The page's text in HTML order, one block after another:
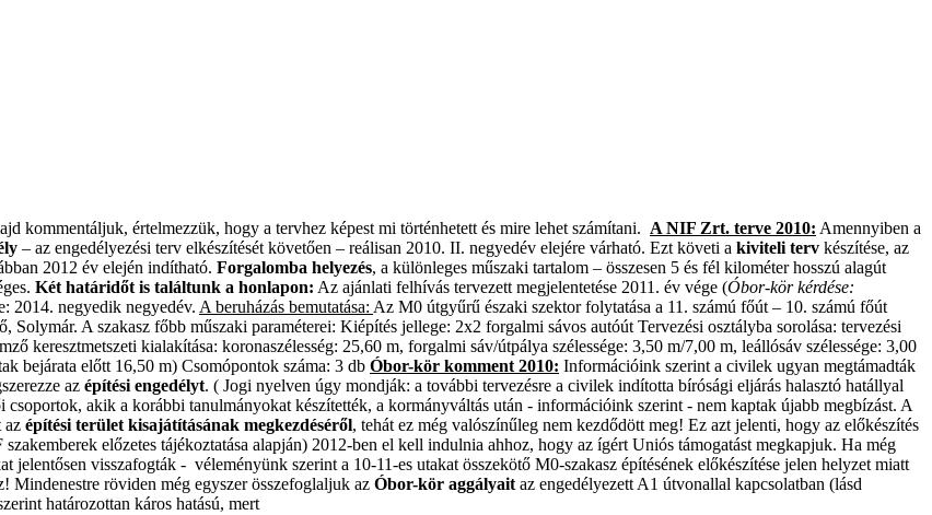
kommentáljuk, értelmezzük, hogy a tervhez képest mi történhetett és mire lehet számítani. A NIF Zrt. terve 2010: Amennyiben a
– az engedélyezési terv elkészítését követően – reálisan 2010. II. negyedév elejére várható. Ezt követi a kiviteli terv készítése, az
2012 év elején indítható. Forgalomba helyezés, a különleges műszaki tartalom – összesen 5 és fél kilométer hosszú alagút
Két határidőt is találtunk a honlapon: Az ajánlati felhívás tervezett megjelentetése 2011. év vége (Óbor-kör kérdése:
2014. negyedik negyedév. A beruházás bemutatása: Az M0 útgyűrű északi szektor folytatása a 11. számú főút – 10. számú főút
A szakasz főbb műszaki paraméterei: Kiépítés jellege: 2x2 forgalmi sávos autóút Tervezési osztályba sorolása: tervezési
keresztmetszeti kialakítása: koronaszélesség: 25,60 m, forgalmi sáv/útpálya szélessége: 3,50 m/7,00 m, leállósáv szélessége: 3,00
bejárata előtt 16,50 m) Csomópontok száma: 3 db Óbor-kör komment 2010: Információink szerint a civilek ugyan megtámadták
az építési engedélyt. ( Jogi nyelven úgy mondják: a további tervezésre a civilek indította bírósági eljárás halasztó hatállyal
csoportok, akik a korábbi tanulmányokat készítették, a kormányváltás után - információink szerint - nem kaptak újabb megbízást. A
az építési terület kisajátításának megkezdéséről, tehát ez még valószínűleg nem kezdődött meg! Ez azt jelenti, hogy az előkészítés
előzetes tájékoztatása alapján) 2012-ben el kell indulnia ahhoz, hogy az ígért Uniós támogatást megkapjuk. Ha még
visszafogták - véleményünk szerint a 10-11-es utakat összekötő M0-szakasz építésének előkészítése jelen helyzet miatt
Mindenestre röviden még egyszer összefoglaljuk az Óbor-kör aggályaitaz engedélyezett A1 útvonallal kapcsolatban (lásd
határozottan káros hatású, mert